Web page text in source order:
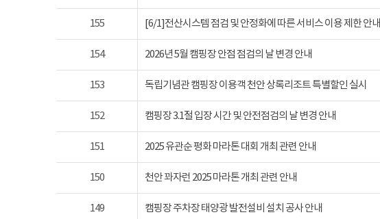
155 [6/1]전산시스템 점검 및 안정화에 따른 서비스 이용 제한 안내
154 2026년 5월 캠핑장 안점 점검의 날 변경 안내
153 독립기념관 캠핑장 이용객 천안 상록리조트 특별할인 실시
152 캠핑장 3.1절 입장 시간 및 안전점검의 날 변경 안내
151 2025 유관순 평화 마라톤 대회 개최 관련 안내
150 천안 꽈자런 2025 마라톤 개최 관련 안내
149 캠핑장 주차장 태양광 발전설비 설치 공사 안내